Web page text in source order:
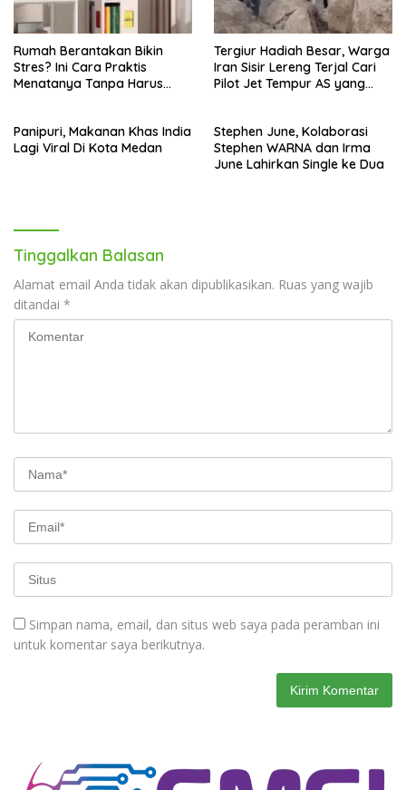
Rumah Berantakan Bikin
Stres? Ini Cara Praktis
Menatanya Tanpa Harus
Tergiur Hadiah Besar, Warga
Iran Sisir Lereng Terjal Cari
Pilot Jet Tempur AS yang
Panipuri, Makanan Khas India
Lagi Viral Di Kota Medan
Stephen June, Kolaborasi
Stephen WARNA dan Irma
June Lahirkan Single ke Dua
Tinggalkan Balasan
Alamat email Anda tidak akan dipublikasikan. Ruas yang wajib
ditandai *
Simpan nama, email, dan situs web saya pada peramban ini
untuk komentar saya berikutnya.